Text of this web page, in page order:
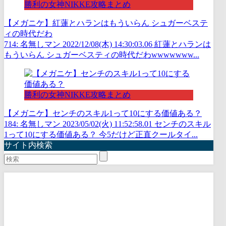
勝利の女神NIKKE攻略まとめ
【メガニケ】紅蓮とハランはもういらん シュガーベステ
ィの時代だわ
714: 名無しマン 2022/12/08(木) 14:30:03.06 紅蓮とハランは
もういらん シュガーベスティの時代だわwwwwwww...
勝利の女神NIKKE攻略まとめ
【メガニケ】センチのスキル1って10にする価値ある？
184: 名無しマン 2023/05/02(火) 11:52:58.01 センチのスキル
1って10にする価値ある？ 今5だけど正直クールタイ...
サイト内検索